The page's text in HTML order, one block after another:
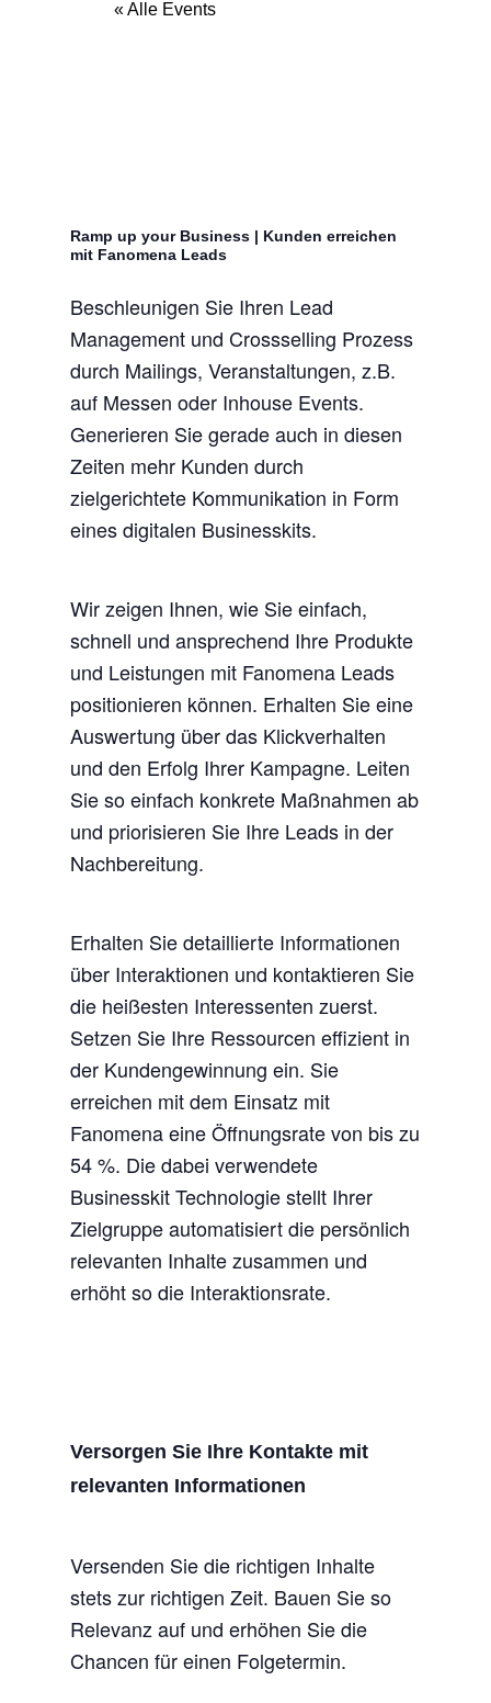
« Alle Events
Ramp up your Business | Kunden erreichen
mit Fanomena Leads
Beschleunigen Sie Ihren Lead
Management und Crossselling Prozess
durch Mailings, Veranstaltungen, z.B.
auf Messen oder Inhouse Events.
Generieren Sie gerade auch in diesen
Zeiten mehr Kunden durch
zielgerichtete Kommunikation in Form
eines digitalen Businesskits.
Wir zeigen Ihnen, wie Sie einfach,
schnell und ansprechend Ihre Produkte
und Leistungen mit Fanomena Leads
positionieren können. Erhalten Sie eine
Auswertung über das Klickverhalten
und den Erfolg Ihrer Kampagne. Leiten
Sie so einfach konkrete Maßnahmen ab
und priorisieren Sie Ihre Leads in der
Nachbereitung.
Erhalten Sie detaillierte Informationen
über Interaktionen und kontaktieren Sie
die heißesten Interessenten zuerst.
Setzen Sie Ihre Ressourcen effizient in
der Kundengewinnung ein. Sie
erreichen mit dem Einsatz mit
Fanomena eine Öffnungsrate von bis zu
54 %. Die dabei verwendete
Businesskit Technologie stellt Ihrer
Zielgruppe automatisiert die persönlich
relevanten Inhalte zusammen und
erhöht so die Interaktionsrate.
Versorgen Sie Ihre Kontakte mit
relevanten Informationen
Versenden Sie die richtigen Inhalte
stets zur richtigen Zeit. Bauen Sie so
Relevanz auf und erhöhen Sie die
Chancen für einen Folgetermin.